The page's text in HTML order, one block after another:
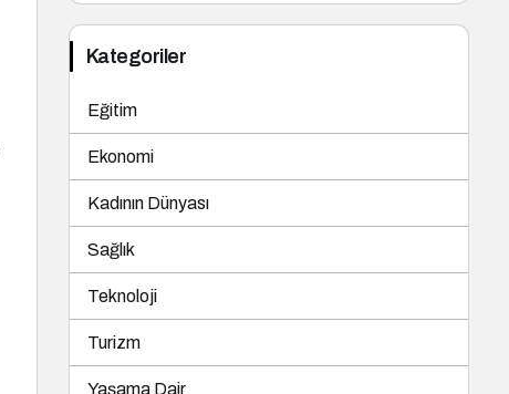
Kategoriler
Eğitim
Ekonomi
Kadının Dünyası
Sağlık
Teknoloji
Turizm
Yaşama Dair